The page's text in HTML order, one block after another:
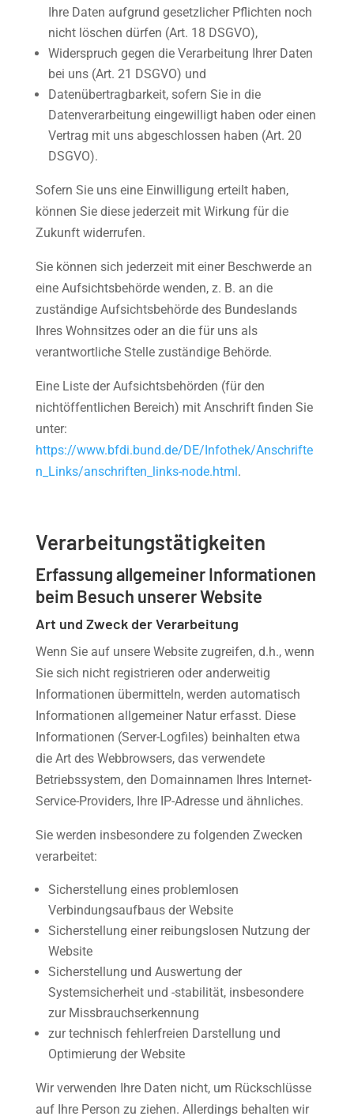
Ihre Daten aufgrund gesetzlicher Pflichten noch
nicht löschen dürfen (Art. 18 DSGVO),
Widerspruch gegen die Verarbeitung Ihrer Daten
bei uns (Art. 21 DSGVO) und
Datenübertragbarkeit, sofern Sie in die
Datenverarbeitung eingewilligt haben oder einen
Vertrag mit uns abgeschlossen haben (Art. 20
DSGVO).
Sofern Sie uns eine Einwilligung erteilt haben,
können Sie diese jederzeit mit Wirkung für die
Zukunft widerrufen.
Sie können sich jederzeit mit einer Beschwerde an
eine Aufsichtsbehörde wenden, z. B. an die
zuständige Aufsichtsbehörde des Bundeslands
Ihres Wohnsitzes oder an die für uns als
verantwortliche Stelle zuständige Behörde.
Eine Liste der Aufsichtsbehörden (für den
nichtöffentlichen Bereich) mit Anschrift finden Sie
unter:
https://www.bfdi.bund.de/DE/Infothek/Anschrifte
n_Links/anschriften_links-node.html.
Verarbeitungstätigkeiten
Erfassung allgemeiner Informationen
beim Besuch unserer Website
Art und Zweck der Verarbeitung
Wenn Sie auf unsere Website zugreifen, d.h., wenn
Sie sich nicht registrieren oder anderweitig
Informationen übermitteln, werden automatisch
Informationen allgemeiner Natur erfasst. Diese
Informationen (Server-Logfiles) beinhalten etwa
die Art des Webbrowsers, das verwendete
Betriebssystem, den Domainnamen Ihres Internet-
Service-Providers, Ihre IP-Adresse und ähnliches.
Sie werden insbesondere zu folgenden Zwecken
verarbeitet:
Sicherstellung eines problemlosen
Verbindungsaufbaus der Website
Sicherstellung einer reibungslosen Nutzung der
Website
Sicherstellung und Auswertung der
Systemsicherheit und -stabilität, insbesondere
zur Missbrauchserkennung
zur technisch fehlerfreien Darstellung und
Optimierung der Website
Wir verwenden Ihre Daten nicht, um Rückschlüsse
auf Ihre Person zu ziehen. Allerdings behalten wir